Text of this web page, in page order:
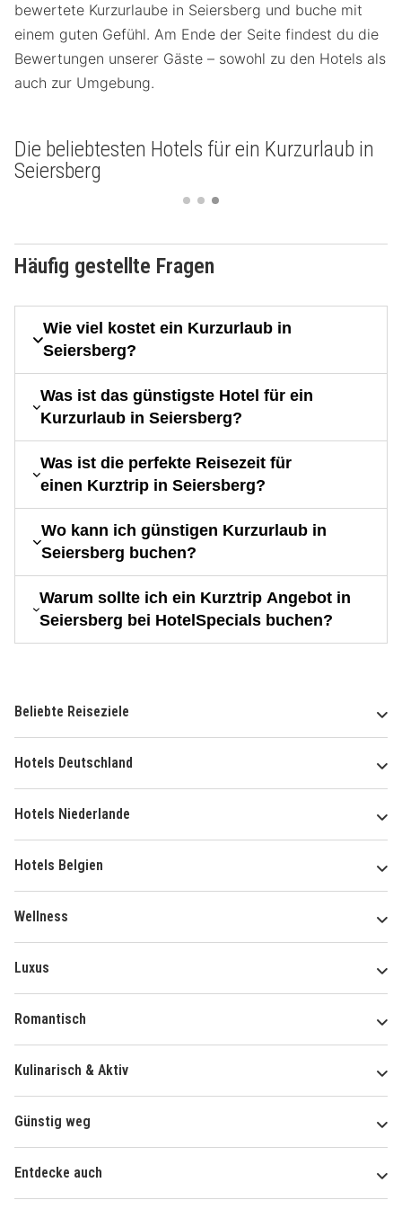
bewertete Kurzurlaube in Seiersberg und buche mit
einem guten Gefühl. Am Ende der Seite findest du die
Bewertungen unserer Gäste – sowohl zu den Hotels als
auch zur Umgebung.
Die beliebtesten Hotels für ein Kurzurlaub in
Seiersberg
Häufig gestellte Fragen
Wie viel kostet ein Kurzurlaub in
Seiersberg?
Was ist das günstigste Hotel für ein
Kurzurlaub in Seiersberg?
Was ist die perfekte Reisezeit für
einen Kurztrip in Seiersberg?
Wo kann ich günstigen Kurzurlaub in
Seiersberg buchen?
Warum sollte ich ein Kurztrip Angebot in
Seiersberg bei HotelSpecials buchen?
Beliebte Reiseziele
Hotels Deutschland
Hotels Niederlande
Hotels Belgien
Wellness
Luxus
Romantisch
Kulinarisch & Aktiv
Günstig weg
Entdecke auch